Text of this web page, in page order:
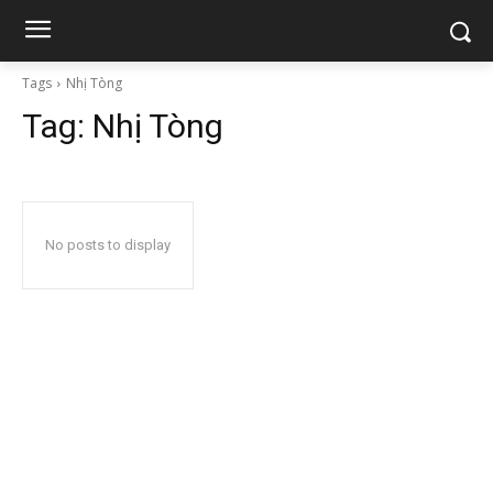
Tags Nhị Tòng
Tag: Nhị Tòng
No posts to display